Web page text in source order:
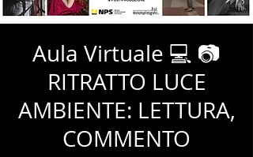
Aula Virtuale 💻 📷
RITRATTO LUCE
AMBIENTE: LETTURA,
COMMENTO